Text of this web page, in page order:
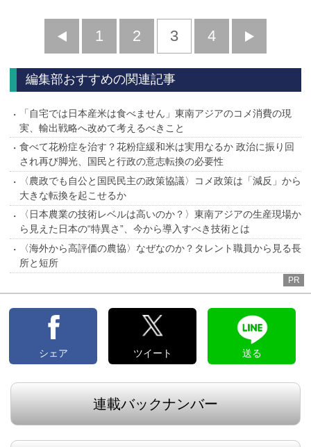
前
へ
1 2 3 4
へ
編集部おすすめの関連記事
「自宅では日本産米は食べません」東南アジアのコメ消費の現
実、輸出戦略へ改めて考えるべきこと
食べて花粉症を治す？花粉症緩和米は実用なるか 政治に振り回
され再び脚光、国民と行政の意志転換の必要性
〈農政でも自公と国民民主の政策協議〉コメ政策は「減反」から
大きな転換を起こせるか
〈日本農業の技術レベルは高いのか？〉東南アジアの生産現場か
ら見えた日本の“特異さ”、今から導入すべき技術とは
〈海外から高評価の農協〉なぜなのか？タレント職員から見る長
所と短所
PR
シェア ツイート 送る
連載バックナンバー